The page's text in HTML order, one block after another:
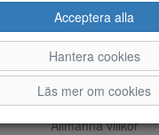
ÅNGRA KÖP
Acceptera alla
Hantera cookies
Läs mer om cookies
Tjänster
Allmänna villkor